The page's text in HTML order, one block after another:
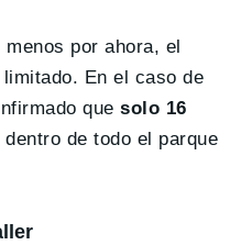
por ahora, el
En el caso de
quesolo 16
de todo el parque